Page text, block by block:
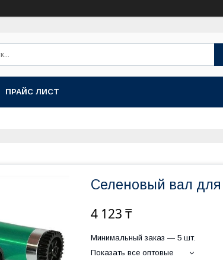
ПРАЙС ЛИСТ
Селеновый вал
4 123 ₸
Минимальный заказ — 5 шт.
Показать все оптовые